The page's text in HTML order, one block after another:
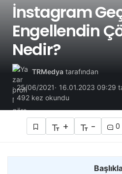
İnstagram
Engellendin
Nedir?
TRMedya tarafından
25/06/2021
16.01.2023 09:29
492 kez okundu
+ - 0